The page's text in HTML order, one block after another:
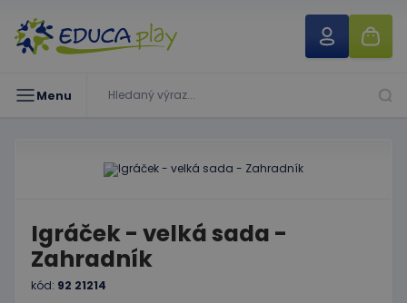
Menu
Igráček - velká sada -
Zahradník
kód: 92 21214